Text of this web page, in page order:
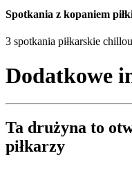
Spotkania z kopaniem
3 spotkania piłkarskie
Dodatkowe
Ta drużyna to
piłkarzy